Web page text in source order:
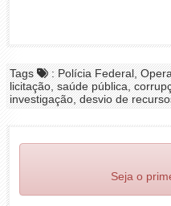
Tags
: Polícia Federal,
licitação, saúde pública,
investigação, desvio de
Seja o